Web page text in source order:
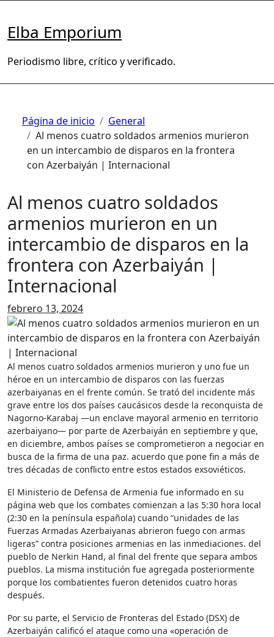
contenido
Elba Emporium
Periodismo libre, crítico y verificado.
Página de inicio
General
Al menos cuatro soldados armenios murieron
en un intercambio de disparos en la frontera
con Azerbaiyán | Internacional
Al menos cuatro soldados
armenios murieron en un
intercambio de disparos en la
frontera con Azerbaiyán |
Internacional
febrero 13, 2024
Al menos cuatro soldados armenios murieron y uno fue un
héroe en un intercambio de disparos con las fuerzas
azerbaiyanas en el frente común. Se trató del incidente más
grave entre los dos países caucásicos desde la reconquista de
Nagorno-Karabaj —un enclave mayoral armenio en territorio
azerbaiyano— por parte de Azerbaiyán en septiembre y que,
en diciembre, ambos países se comprometieron a negociar en
busca de la firma de una paz. acuerdo que pone fin a más de
tres décadas de conflicto entre estos estados exsoviéticos.
El Ministerio de Defensa de Armenia fue informado en su
página web que los combates comienzan a las 5:30 hora local
(2:30 en la península española) cuando “unidades de las
Fuerzas Armadas Azerbaiyanas abrieron fuego con armas
ligeras” contra posiciones armenias en las inmediaciones. del
pueblo de Nerkin Hand, al final del frente que separa ambos
pueblos. La misma institución fue agregada posteriormente
porque los combatientes fueron detenidos cuatro horas
después.
Por su parte, el Servicio de Fronteras del Estado (DSX) de
Azerbaiyán calificó el ataque como una «operación de